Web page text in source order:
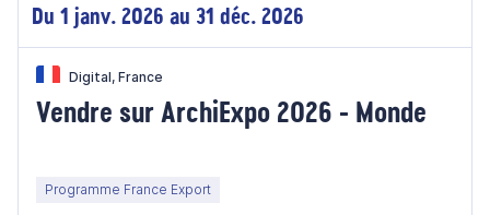
Du 1 janv. 2026 au 31 déc. 2026
Digital, France
Vendre sur ArchiExpo 2026 - Monde
Programme France Export